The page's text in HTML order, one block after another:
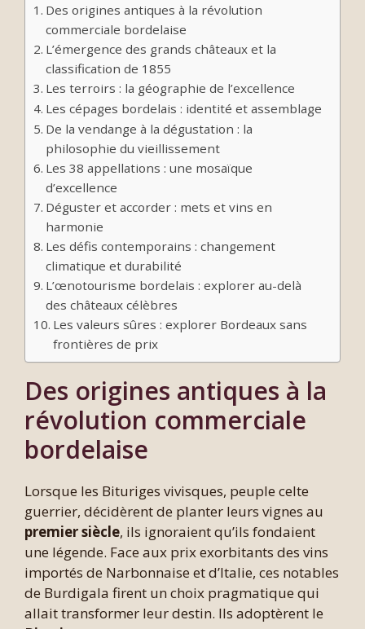
Des origines antiques à la révolution
commerciale bordelaise
L’émergence des grands châteaux et la
classification de 1855
Les terroirs : la géographie de l’excellence
Les cépages bordelais : identité et assemblage
De la vendange à la dégustation : la
philosophie du vieillissement
Les 38 appellations : une mosaïque
d’excellence
Déguster et accorder : mets et vins en
harmonie
Les défis contemporains : changement
climatique et durabilité
L’œnotourisme bordelais : explorer au-delà
des châteaux célèbres
Les valeurs sûres : explorer Bordeaux sans
frontières de prix
Des origines antiques à la
révolution commerciale
bordelaise
Lorsque les Bituriges vivisques, peuple celte
guerrier, décidèrent de planter leurs vignes au
premier siècle, ils ignoraient qu’ils fondaient
une légende. Face aux prix exorbitants des vins
importés de Narbonnaise et d’Italie, ces notables
de Burdigala firent un choix pragmatique qui
allait transformer leur destin. Ils adoptèrent le